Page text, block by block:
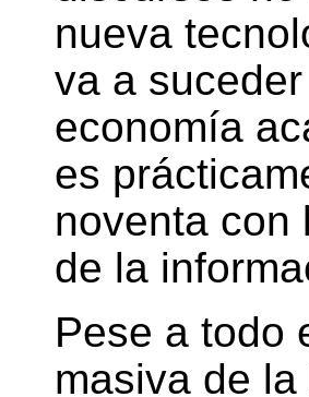
nueva
va a
economía
es
noventa con
de la
Pese a todo
masiva de